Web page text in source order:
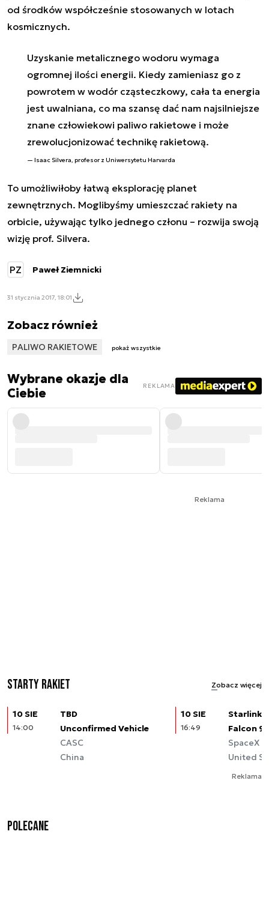
od środków współcześnie stosowanych w lotach
kosmicznych.
Uzyskanie metalicznego wodoru wymaga
ogromnej ilości energii. Kiedy zamieniasz go z
powrotem w wodór cząsteczkowy, cała ta energia
jest uwalniana, co ma szansę dać nam najsilniejsze
znane człowiekowi paliwo rakietowe i może
zrewolucjonizować technikę rakietową.
Isaac Silvera, profesor z Uniwersytetu Harvarda
To umożliwiłoby łatwą eksplorację planet
zewnętrznych. Moglibyśmy umieszczać rakiety na
orbicie, używając tylko jednego członu – rozwija swoją
wizję prof. Silvera.
PZ Paweł Ziemnicki
31 stycznia 2017, 18:01
Zobacz również
PALIWO RAKIETOWE pokaż wszystkie
Wybrane okazje dla
Ciebie
REKLAMA
Reklama
Starty rakiet Zobacz więcej
10 SIE
14:00
TBD
Unconfirmed Vehicle
CASC
China
10 SIE
16:49
Starlink
Falcon 9
SpaceX
United
Reklama
Polecane